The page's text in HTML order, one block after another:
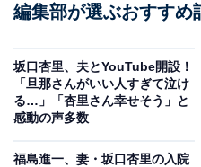
編集部が選ぶおすすめ
坂口杏里、夫とYouTube開設！
「旦那さんがいい人すぎて泣け
る…」「杏里さん幸せそう」と
感動の声多数
福島進一、妻・坂口杏里の入院